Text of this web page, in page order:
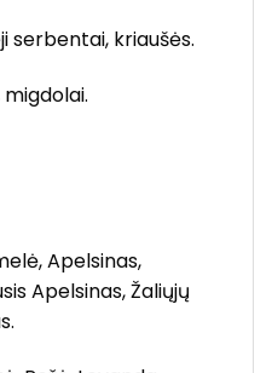
serbentai, kriaušės.
Apelsinas,
Apelsinas, Žaliųjų